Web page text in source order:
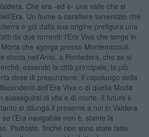
Che era -ed è- una valle che si
Un fiume a carattere torrentizio che
e già dalla sua origine prefigura una
da due torrenti: l’Era Viva che sorge in
che sgorga presso Montemiccioli.
sfocia nell’Arno, a Pontedera, che se si
essendo la città principale, la più
dose di presunzione, il capoluogo della
dell’Era Viva o di quella Morta
susseguirsi di vita e di morte. Il futuro è
si dilunga il presente e noi in Valdera
l’Era navigabile non è, stante la
Piuttosto, finché non sono state fatte